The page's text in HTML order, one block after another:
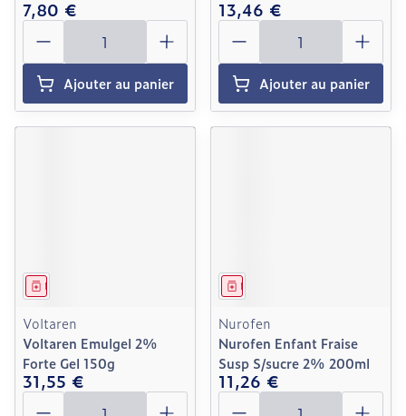
7,80 €
Quantité
Ajouter au panier
13,46 €
Quantité
Ajouter au panier
Médicament
Voltaren
Voltaren Emulgel 2%
Forte Gel 150g
31,55 €
Quantité
Médicament
Nurofen
Nurofen Enfant Fraise
Susp S/sucre 2% 200ml
11,26 €
Quantité